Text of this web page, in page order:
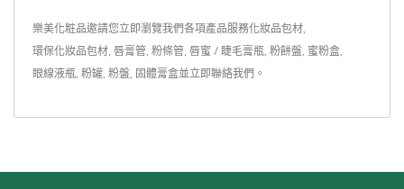
樂美化粧品邀請您立即瀏覽我們各項產品服務化妝品包材,
環保化妝品包材, 唇膏管, 粉條管, 唇蜜 / 睫毛膏瓶, 粉餅盤, 蜜粉盒,
眼線液瓶, 粉罐, 粉盤, 固體膏盒並立即聯絡我們 。